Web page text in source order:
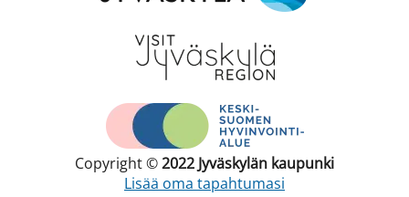
Copyright ©2022 Jyväskylän kaupunki
Lisää oma tapahtumasi